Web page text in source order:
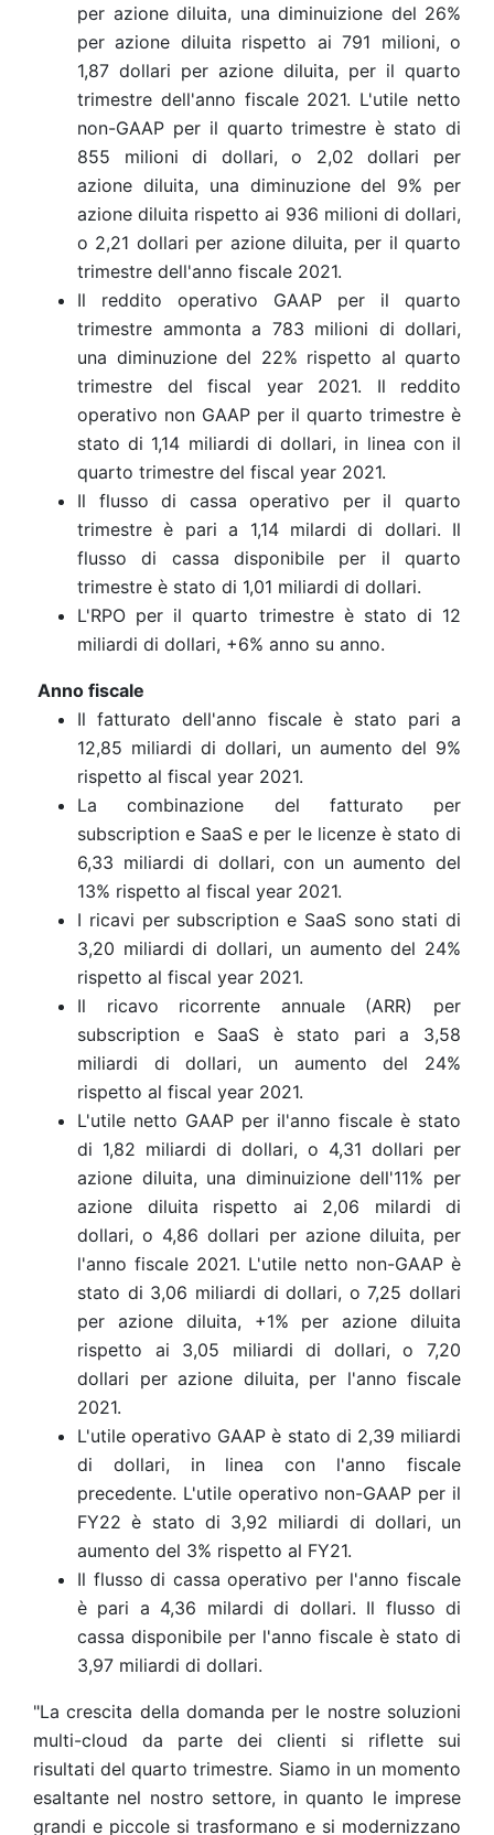
per azione diluita, una diminuizione del 26%
per azione diluita rispetto ai 791 milioni, o
1,87 dollari per azione diluita, per il quarto
trimestre dell'anno fiscale 2021. L'utile netto
non-GAAP per il quarto trimestre è stato di
855 milioni di dollari, o 2,02 dollari per
azione diluita, una diminuzione del 9% per
azione diluita rispetto ai 936 milioni di dollari,
o 2,21 dollari per azione diluita, per il quarto
trimestre dell'anno fiscale 2021.
Il reddito operativo GAAP per il quarto
trimestre ammonta a 783 milioni di dollari,
una diminuzione del 22% rispetto al quarto
trimestre del fiscal year 2021. Il reddito
operativo non GAAP per il quarto trimestre è
stato di 1,14 miliardi di dollari, in linea con il
quarto trimestre del fiscal year 2021.
Il flusso di cassa operativo per il quarto
trimestre è pari a 1,14 milardi di dollari. Il
flusso di cassa disponibile per il quarto
trimestre è stato di 1,01 miliardi di dollari.
L'RPO per il quarto trimestre è stato di 12
miliardi di dollari, +6% anno su anno.
Anno fiscale
Il fatturato dell'anno fiscale è stato pari a
12,85 miliardi di dollari, un aumento del 9%
rispetto al fiscal year 2021.
La combinazione del fatturato per
subscription e SaaS e per le licenze è stato di
6,33 miliardi di dollari, con un aumento del
13% rispetto al fiscal year 2021.
I ricavi per subscription e SaaS sono stati di
3,20 miliardi di dollari, un aumento del 24%
rispetto al fiscal year 2021.
Il ricavo ricorrente annuale (ARR) per
subscription e SaaS è stato pari a 3,58
miliardi di dollari, un aumento del 24%
rispetto al fiscal year 2021.
L'utile netto GAAP per il'anno fiscale è stato
di 1,82 miliardi di dollari, o 4,31 dollari per
azione diluita, una diminuizione dell'11% per
azione diluita rispetto ai 2,06 milardi di
dollari, o 4,86 dollari per azione diluita, per
l'anno fiscale 2021. L'utile netto non-GAAP è
stato di 3,06 miliardi di dollari, o 7,25 dollari
per azione diluita, +1% per azione diluita
rispetto ai 3,05 miliardi di dollari, o 7,20
dollari per azione diluita, per l'anno fiscale
2021.
L'utile operativo GAAP è stato di 2,39 miliardi
di dollari, in linea con l'anno fiscale
precedente. L'utile operativo non-GAAP per il
FY22 è stato di 3,92 miliardi di dollari, un
aumento del 3% rispetto al FY21.
Il flusso di cassa operativo per l'anno fiscale
è pari a 4,36 milardi di dollari. Il flusso di
cassa disponibile per l'anno fiscale è stato di
3,97 miliardi di dollari.
"La crescita della domanda per le nostre soluzioni
multi-cloud da parte dei clienti si riflette sui
risultati del quarto trimestre. Siamo in un momento
esaltante nel nostro settore, in quanto le imprese
grandi e piccole si trasformano e si modernizzano